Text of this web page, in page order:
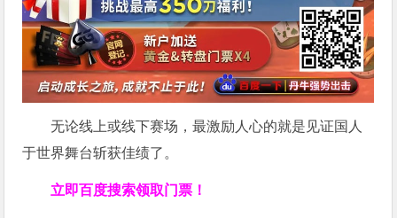
无论线上或线下赛场，最激励人心的就是见证国人
于世界舞台斩获佳绩了。
立即百度搜索领取门票！